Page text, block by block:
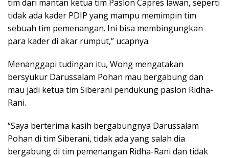
tim dari mantan ketua tim Paslon Capres lawan, seperti
tidak ada kader PDIP yang mampu memimpin tim
sebuah tim pemenangan. Ini bisa membingungkan
para kader di akar rumput,” ucapnya.
Menanggapi tudingan itu, Wong mengatakan
bersyukur Darussalam Pohan mau bergabung dan
mau jadi ketua tim Siberani pendukung paslon Ridha-
Rani.
“Saya berterima kasih bergabungnya Darussalam
Pohan di tim Siberani, tidak ada yang salah dia
bergabung di tim pemenangan Ridha-Rani dan tidak